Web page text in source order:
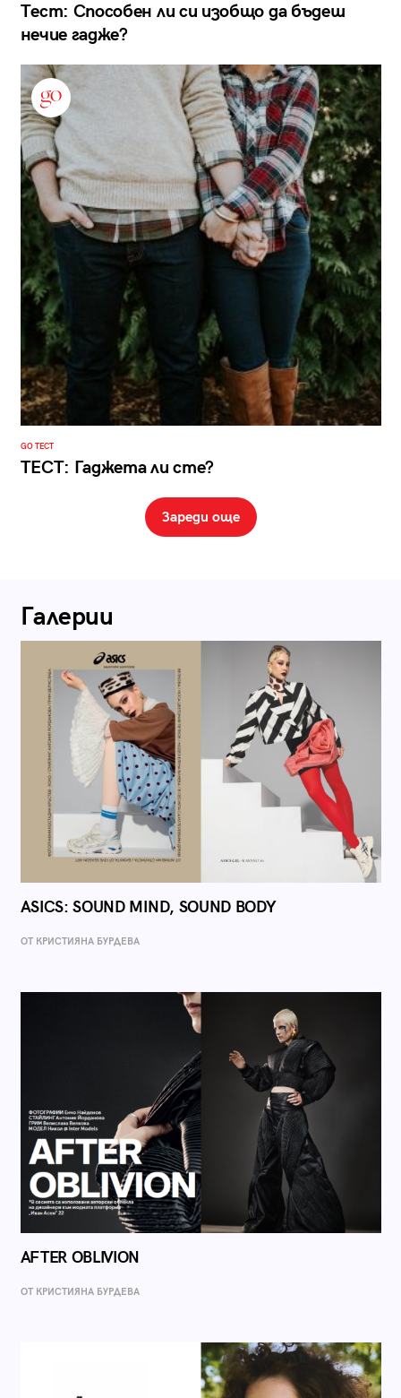
Тест: Способен ли си изобщо да бъдеш
нечие гадже?
GO ТЕСТ
ТЕСТ: Гаджета ли сте?
Зареди още
Галерии
ASICS: SOUND MIND, SOUND BODY
ОТ КРИСТИЯНА БУРДЕВА
AFTER OBLIVION
ОТ КРИСТИЯНА БУРДЕВА